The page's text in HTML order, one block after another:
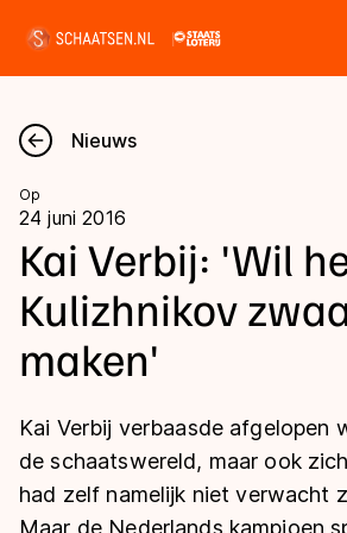
Nieuws
Kalender
Disciplines
Marathon
Shorttrack
Inlineskaten
Uitslagen
Langebaan
Shorttrack
Marathon
Tijden & historie
Ranglijsten Langebaan
Nieuws
Op
24 juni 2016
Kai Verbij: 'Wil
Kulizhnikov
maken'
Kai Verbij verbaasde afgelopen
de schaatswereld, maar ook
had zelf namelijk niet verwacht
Maar de Nederlands kampioen